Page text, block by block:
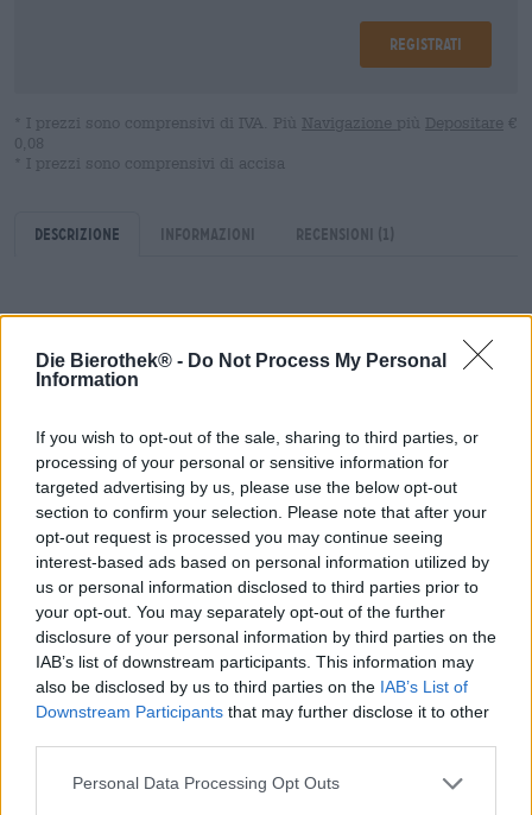
Die Bierothek® - Do Not Process My Personal
Information
If you wish to opt-out of the sale, sharing to third parties, or
processing of your personal or sensitive information for
targeted advertising by us, please use the below opt-out
section to confirm your selection. Please note that after your
opt-out request is processed you may continue seeing
interest-based ads based on personal information utilized by
us or personal information disclosed to third parties prior to
your opt-out. You may separately opt-out of the further
disclosure of your personal information by third parties on the
IAB’s list of downstream participants. This information may
also be disclosed by us to third parties on the IAB’s List of
Downstream Participants that may further disclose it to other
Personal Data Processing Opt Outs
Registrati
* I prezzi sono comprensivi di IVA. Più Navigazione più Depositare €
0,08
* I prezzi sono comprensivi di accisa
Descrizione Informazioni Recensioni (1)
La serie Barrel Finished del birrificio olandese Emelisse è
una gamma di pregiate specialità di birra invecchiate in
botte. Barrel Finished #3 è una Imperial Russian Stout
invecchiata in botti di whisky per quattro settimane dopo
Per conferire alla birra il suo carattere speciale, sono state
selezionate le botti della varietà di whisky Kilchoman
altamente aromatica. Quattro settimane sono un tempo
relativamente breve quando si parla di invecchiamento in
botte. I birrai di Emelisse hanno scelto deliberatamente
questo periodo per aggiungere un tocco di whisky alla
birra, ma non per mascherare completamente l'eccellente
gusto dell'imperial stout.
L'Imperial Russian Stout e il noto whisky Kilchoman
entrano in una deliziosa simbiosi e uniscono le loro forze
per creare una birra straordinariamente raffinata.
piccolo velo di schiuma marrone nocciola. Olfattivamente,